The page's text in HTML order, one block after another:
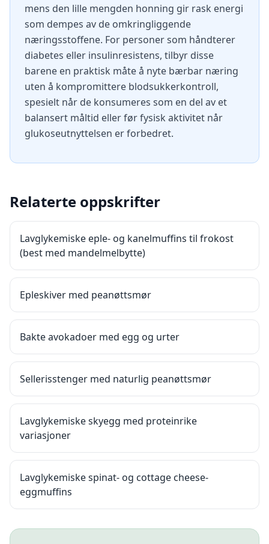
mens den lille mengden honning gir rask energi
som dempes av de omkringliggende
næringsstoffene. For personer som håndterer
diabetes eller insulinresistens, tilbyr disse
barene en praktisk måte å nyte bærbar næring
uten å kompromittere blodsukkerkontroll,
spesielt når de konsumeres som en del av et
balansert måltid eller før fysisk aktivitet når
glukoseutnyttelsen er forbedret.
Relaterte oppskrifter
Lavglykemiske eple- og kanelmuffins til frokost
(best med mandelmelbytte)
Epleskiver med peanøttsmør
Bakte avokadoer med egg og urter
Sellerisstenger med naturlig peanøttsmør
Lavglykemiske skyegg med proteinrike
variasjoner
Lavglykemiske spinat- og cottage cheese-
eggmuffins